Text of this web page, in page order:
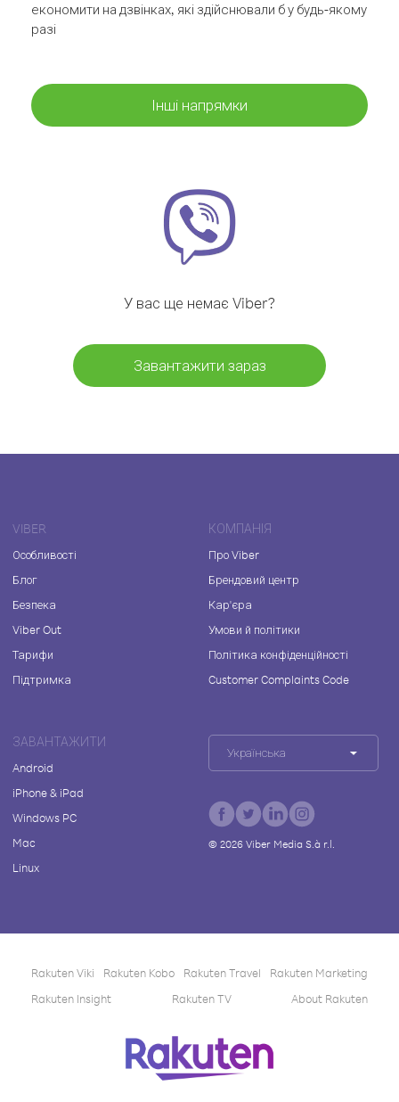
економити на дзвінках, які здійснювали б у будь-якому
разі
Інші напрямки
У вас ще немає Viber?
Завантажити зараз
VIBER
Особливості
Блог
Безпека
Viber Out
Тарифи
Підтримка
КОМПАНІЯ
Про Viber
Брендовий центр
Кар'єра
Умови й політики
Політика конфіденційності
Customer Complaints Code
ЗАВАНТАЖИТИ
Android
iPhone & iPad
Windows PC
Mac
Linux
Українська
© 2026Viber Media S.à r.l.
Rakuten Viki Rakuten Kobo Rakuten Travel
Rakuten Marketing
Rakuten Insight
Rakuten TV About Rakuten